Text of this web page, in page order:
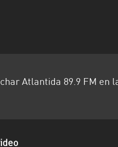
Atlantida 89.9 FM en